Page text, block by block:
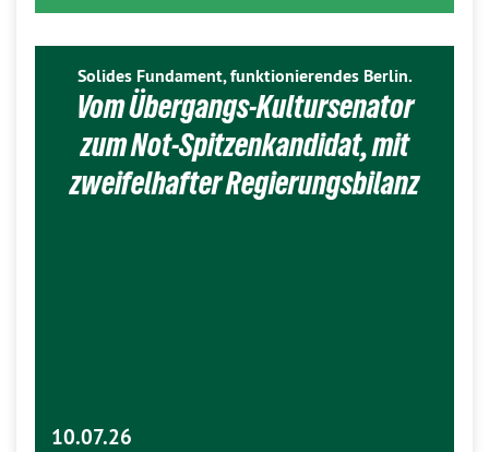
Solides Fundament, funktionierendes Berlin.
Vom Übergangs-Kultursenator
zum Not-Spitzenkandidat, mit
zweifelhafter Regierungsbilanz
10.07.26